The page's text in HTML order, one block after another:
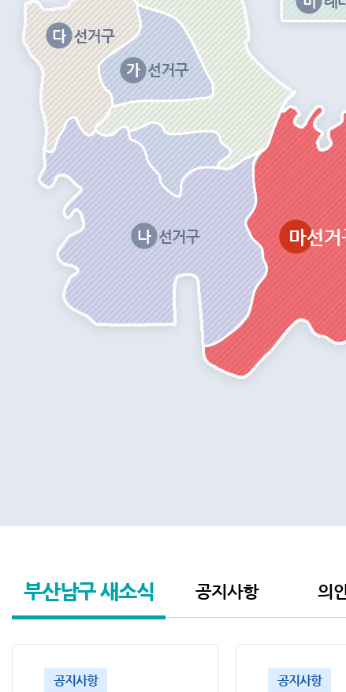
부산남구새소식
공지사항 공지사항
공지사항 의